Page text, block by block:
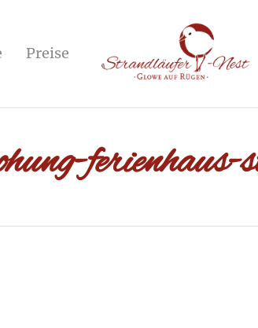
Preise